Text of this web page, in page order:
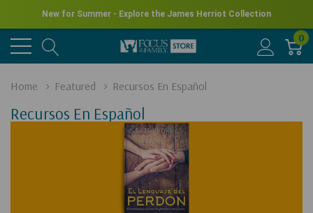
New for Summer - Explore the James Herriot Collection
0
Home Featured Recursos En Español
Recursos En Español